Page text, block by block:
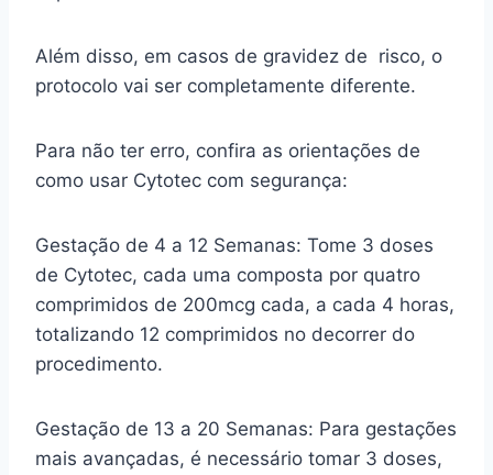
Além disso, em casos de gravidez de risco, o
protocolo vai ser completamente diferente.
Para não ter erro, confira as orientações de
como usar Cytotec com segurança:
Gestação de 4 a 12 Semanas: Tome 3 doses
de Cytotec, cada uma composta por quatro
comprimidos de 200mcg cada, a cada 4 horas,
totalizando 12 comprimidos no decorrer do
procedimento.
Gestação de 13 a 20 Semanas: Para gestações
mais avançadas, é necessário tomar 3 doses,